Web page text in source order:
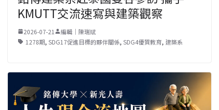
KMUTT交流速寫與建築觀察
2026-07-21
編輯｜陳瑞斌
1278期, SDG17促進目標的夥伴關係, SDG4優質教育, 建築系